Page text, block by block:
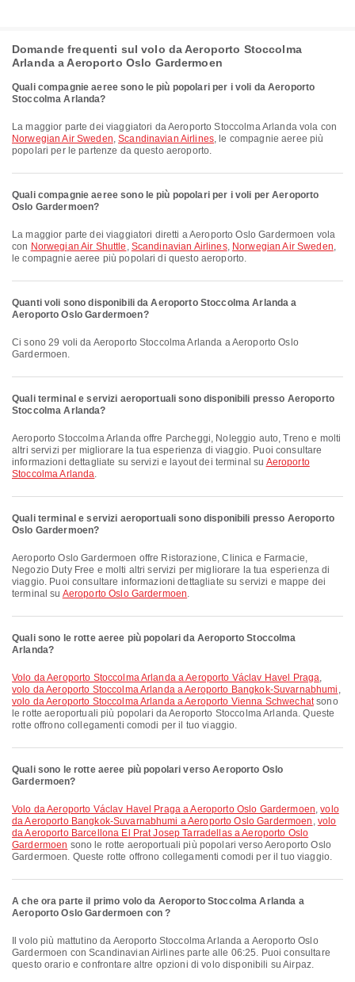
Domande frequenti sul volo da Aeroporto Stoccolma
Arlanda a Aeroporto Oslo Gardermoen
Quali compagnie aeree sono le più popolari per i voli da Aeroporto
Stoccolma Arlanda?
La maggior parte dei viaggiatori da Aeroporto Stoccolma Arlanda vola con
Norwegian Air Sweden,Scandinavian Airlines, le compagnie aeree più
popolari per le partenze da questo aeroporto.
Quali compagnie aeree sono le più popolari per i voli per Aeroporto
Oslo Gardermoen?
La maggior parte dei viaggiatori diretti a Aeroporto Oslo Gardermoen vola
con Norwegian Air Shuttle , Scandinavian Airlines, Norwegian Air Sweden,
le compagnie aeree più popolari di questo aeroporto.
Quanti voli sono disponibili da Aeroporto Stoccolma Arlanda a
Aeroporto Oslo Gardermoen?
Ci sono 29 voli da Aeroporto Stoccolma Arlanda a Aeroporto Oslo
Gardermoen.
Quali terminal e servizi aeroportuali sono disponibili presso Aeroporto
Stoccolma Arlanda?
Aeroporto Stoccolma Arlanda offre Parcheggi, Noleggio auto, Treno e molti
altri servizi per migliorare la tua esperienza di viaggio. Puoi consultare
informazioni dettagliate su servizi e layout dei terminal su Aeroporto
Stoccolma Arlanda.
Quali terminal e servizi aeroportuali sono disponibili presso Aeroporto
Oslo Gardermoen?
Aeroporto Oslo Gardermoen offre Ristorazione, Clinica e Farmacie,
Negozio Duty Free e molti altri servizi per migliorare la tua esperienza di
viaggio. Puoi consultare informazioni dettagliate su servizi e mappe dei
terminal su Aeroporto Oslo Gardermoen.
Quali sono le rotte aeree più popolari da Aeroporto Stoccolma
Arlanda?
volo da Aeroporto Stoccolma Arlanda a Aeroporto Václav Havel Praga,
volo da Aeroporto Stoccolma Arlanda a Aeroporto Bangkok-Suvarnabhumi ,
volo da Aeroporto Stoccolma Arlanda a Aeroporto Vienna Schwechatsono
le rotte aeroportuali più popolari da Aeroporto Stoccolma Arlanda. Queste
rotte offrono collegamenti comodi per il tuo viaggio.
Quali sono le rotte aeree più popolari verso Aeroporto Oslo
Gardermoen?
volo da Aeroporto Václav Havel Praga a Aeroporto Oslo Gardermoen,volo
da Aeroporto Bangkok-Suvarnabhumi a Aeroporto Oslo Gardermoen , volo
da Aeroporto Barcellona El Prat Josep Tarradellas a Aeroporto Oslo
Gardermoen sono le rotte aeroportuali più popolari verso Aeroporto Oslo
Gardermoen. Queste rotte offrono collegamenti comodi per il tuo viaggio.
A che ora parte il primo volo da Aeroporto Stoccolma Arlanda a
Aeroporto Oslo Gardermoen con ?
Gardermoen con Scandinavian Airlines parte alle 06:25. Puoi consultare
questo orario e confrontare altre opzioni di volo disponibili su Airpaz.